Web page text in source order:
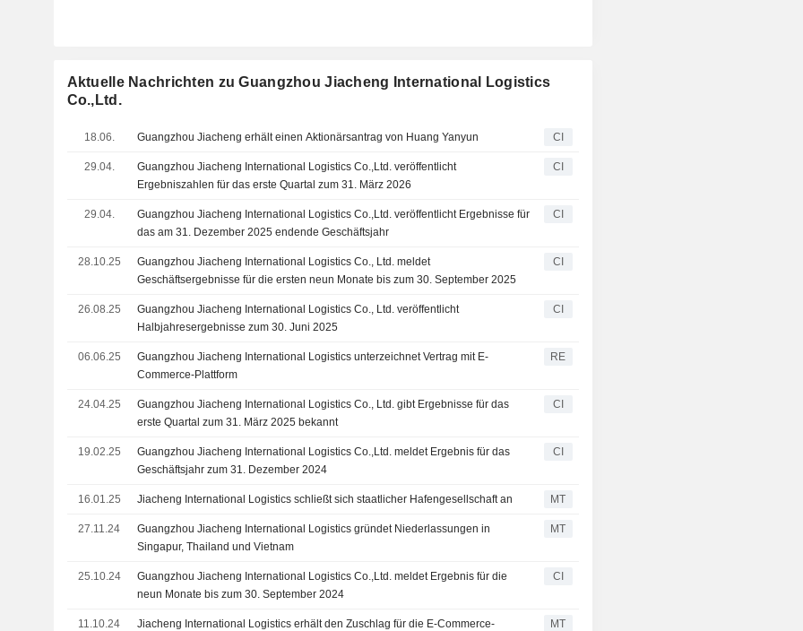
Aktuelle Nachrichten zu Guangzhou Jiacheng International Logistics
Co.,Ltd.
18.06. Guangzhou Jiacheng erhält einen Aktionärsantrag von Huang Yanyun CI
29.04.
Guangzhou Jiacheng International Logistics Co.,Ltd. veröffentlicht
Ergebniszahlen für das erste Quartal zum 31. März 2026
CI
29.04.
Guangzhou Jiacheng International Logistics Co.,Ltd. veröffentlicht Ergebnisse für
das am 31. Dezember 2025 endende Geschäftsjahr
CI
28.10.25
Guangzhou Jiacheng International Logistics Co., Ltd. meldet
Geschäftsergebnisse für die ersten neun Monate bis zum 30. September 2025
CI
26.08.25
Guangzhou Jiacheng International Logistics Co., Ltd. veröffentlicht
Halbjahresergebnisse zum 30. Juni 2025
CI
06.06.25
Guangzhou Jiacheng International Logistics unterzeichnet Vertrag mit E-
Commerce-Plattform
RE
24.04.25
Guangzhou Jiacheng International Logistics Co., Ltd. gibt Ergebnisse für das
erste Quartal zum 31. März 2025 bekannt
CI
19.02.25
Guangzhou Jiacheng International Logistics Co.,Ltd. meldet Ergebnis für das
Geschäftsjahr zum 31. Dezember 2024
CI
16.01.25 Jiacheng International Logistics schließt sich staatlicher Hafengesellschaft an MT
27.11.24
Guangzhou Jiacheng International Logistics gründet Niederlassungen in
Singapur, Thailand und Vietnam
MT
25.10.24
Guangzhou Jiacheng International Logistics Co.,Ltd. meldet Ergebnis für die
neun Monate bis zum 30. September 2024
CI
11.10.24
Jiacheng International Logistics erhält den Zuschlag für die E-Commerce-
MT